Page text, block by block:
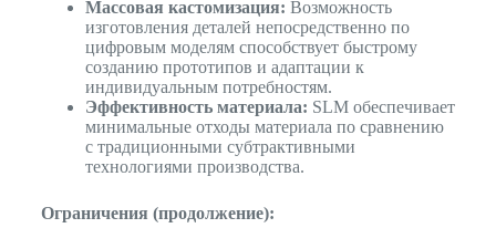
Массовая кастомизация: Возможность
изготовления деталей непосредственно по
цифровым моделям способствует быстрому
созданию прототипов и адаптации к
индивидуальным потребностям.
Эффективность материала: SLM обеспечивает
минимальные отходы материала по сравнению
с традиционными субтрактивными
технологиями производства.
Ограничения (продолжение):